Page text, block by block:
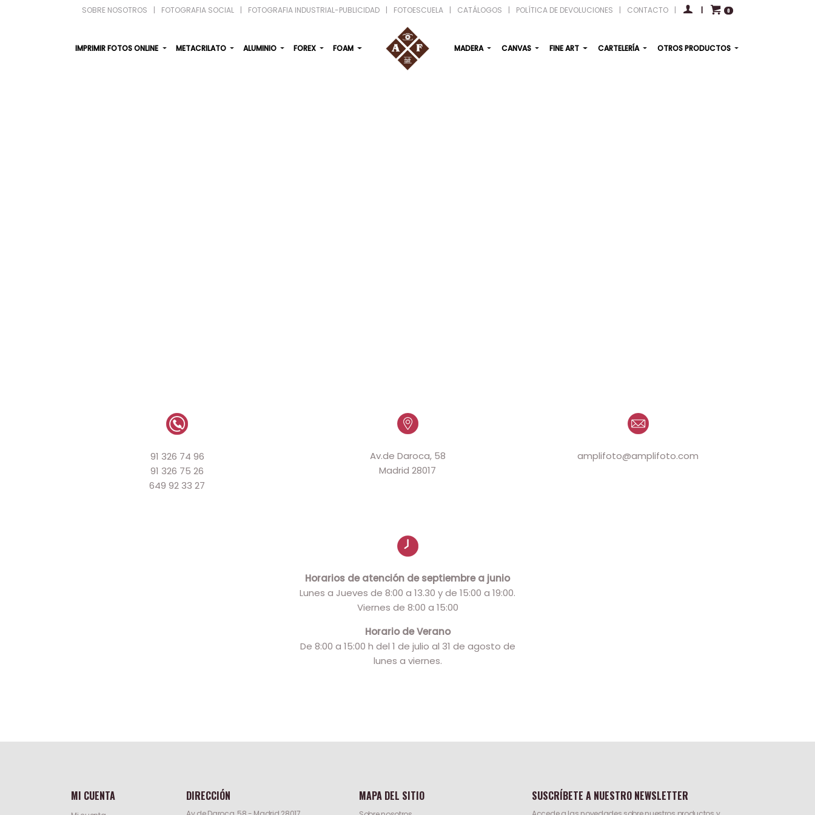
SOBRE NOSOTROS | FOTOGRAFIA SOCIAL | FOTOGRAFIA INDUSTRIAL-PUBLICIDAD | FOTOESCUELA | CATÁLOGOS | POLÍTICA DE DEVOLUCIONES | CONTACTO | | 0
IMPRIMIR FOTOS ONLINE METACRILATO ALUMINIO FOREX FOAM MADERA CANVAS FINE ART CARTELERÍA OTROS PRODUCTOS
91 326 74 96
91 326 75 26
649 92 33 27
Av.de Daroca, 58
Madrid 28017
amplifoto@amplifoto.com
Horarios de atención de septiembre a junio
Lunes a Jueves de 8:00 a 13.30 y de 15:00 a 19:00.
Viernes de 8:00 a 15:00
Horario de Verano
De 8:00 a 15:00 h del 1 de julio al 31 de agosto de
lunes a viernes.
MI CUENTA DIRECCIÓN MAPA DEL SITIO SUSCRÍBETE A NUESTRO NEWSLETTER